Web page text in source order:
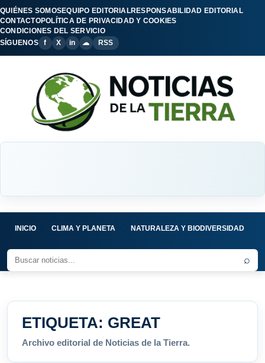
QUIÉNES SOMOSEQUIPO EDITORIALRESPONSABILIDAD EDITORIAL
CONTACTOPOLÍTICA DE PRIVACIDAD Y COOKIES
CONDICIONES DEL SERVICIO
SÍGUENOS
f X in ☁ RSS
INICIO CLIMA Y PLANETA NATURALEZA Y BIODIVERSIDAD
⌕
ETIQUETA: GREAT
Archivo editorial de Noticias de la Tierra.